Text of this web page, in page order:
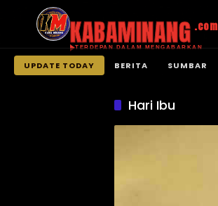
KABAMINANG .com
TERDEPAN DALAM MENGABARKAN
UPDATE TODAY BERITA SUMBAR
Hari Ibu